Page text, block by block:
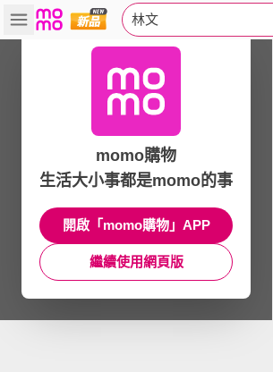
林文
momo購物
生活大小事都是momo的事
開啟「momo購物」APP
繼續使用網頁版